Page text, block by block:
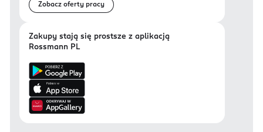
Zobacz oferty pracy
Zakupy stają się prostsze z aplikacją
Rossmann PL